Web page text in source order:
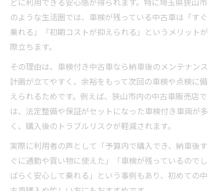
のような生活圏では、車検が残っている中古車は「すぐ
乗れる」「初期コストが抑えられる」というメリットが
際立ちます。
その理由は、車検付き中古車なら納車後のメンテナンス
計画が立てやすく、余裕をもって次回の車検や点検に備
えられるためです。例えば、狭山市内の中古車販売店で
は、法定整備や保証がセットになった車検付き車両が多
く、購入後のトラブルリスクが軽減されます。
実際に利用者の声として「予算内で購入でき、納車後す
ぐに通勤や買い物に使えた」「車検が残っているのでし
ばらく安心して乗れる」という事例もあり、初めての中